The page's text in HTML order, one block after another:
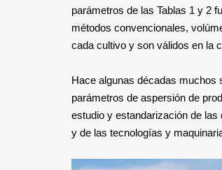
parámetros de las Tablas 1 y 2
métodos convencionales,
cada cultivo y son válidos en la
Hace algunas décadas muchos
parámetros de aspersión de
estudio y estandarización de
y de las tecnologías y